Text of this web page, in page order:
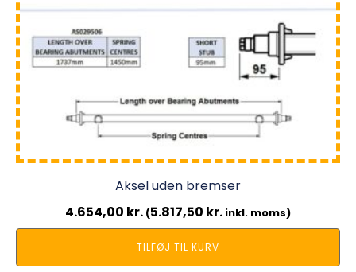
Aksel uden bremser
4.654,00 kr. (5.817,50 kr. inkl. moms)
TILFØJ TIL KURV